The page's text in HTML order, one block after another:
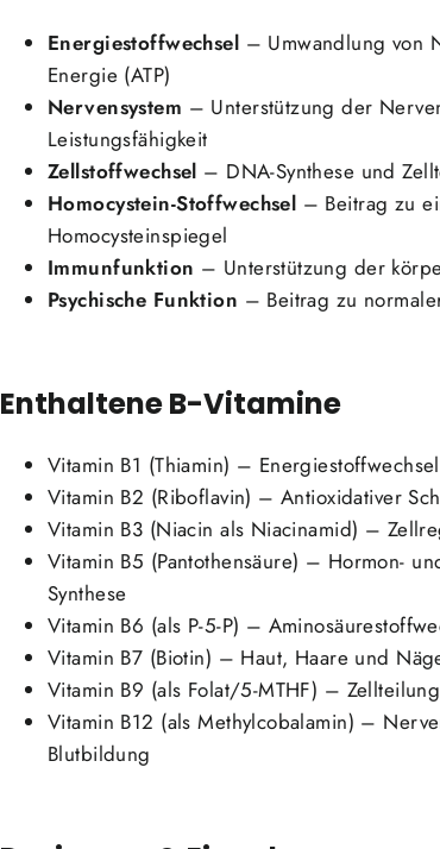
Energiestoffwechsel – Umwandlung von
Energie (ATP)
Nervensystem – Unterstützung der
Leistungsfähigkeit
Zellstoffwechsel – DNA-Synthese und
Homocystein-Stoffwechsel – Beitrag zu
Homocysteinspiegel
Immunfunktion – Unterstützung der
Psychische Funktion – Beitrag zu
Enthaltene B-Vitamine
Vitamin B1 (Thiamin) – Energiestoffwechsel
Vitamin B2 (Riboflavin) – Antioxidativer
Vitamin B3 (Niacin als Niacinamid) –
Vitamin B5 (Pantothensäure) – Hormon-
Synthese
Vitamin B6 (als P-5-P) –
Vitamin B7 (Biotin) – Haut, Haare und
Vitamin B9 (als Folat/5-MTHF) –
Vitamin B12 (als Methylcobalamin) –
Blutbildung